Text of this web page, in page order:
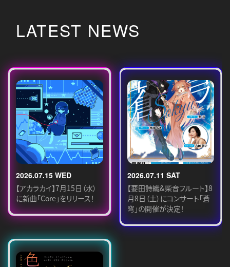
LATEST NEWS
2026.07.15 WED
【アカラカイ】7月15日（水）
に新曲「Core」をリリース！
2026.07.11 SAT
【要田詩織&柴音フルート】8
月8日（土）にコンサート「蒼
穹」の開催が決定！